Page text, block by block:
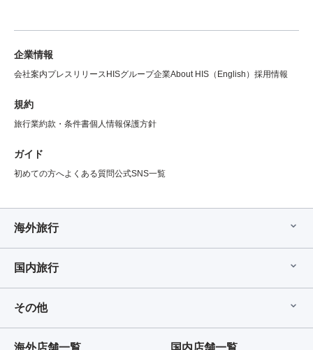
企業情報
会社案内プレスリリース HISグループ企業About HIS（English） 採用情報
規約
旅行業約款・条件書個人情報保護方針
ガイド
初めての方へよくある質問公式SNS一覧
海外旅行
国内旅行
その他